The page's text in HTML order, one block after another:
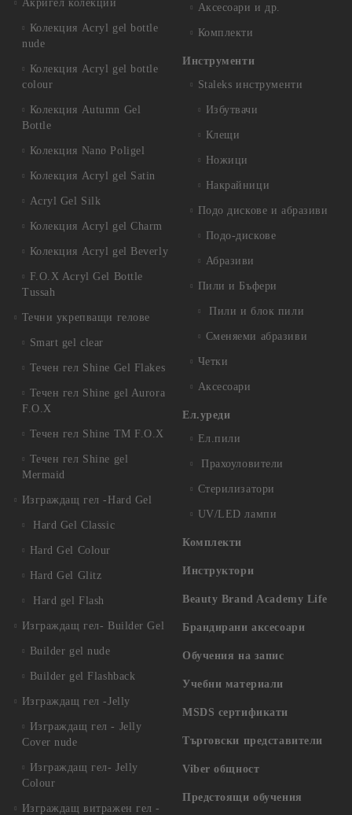
Акригел колекции
Колекция Acryl gel bottle
nude
Колекция Acryl gel bottle
colour
Колекция Autumn Gel
Bottle
Колекция Nano Poligel
Колекция Acryl gel Satin
Acryl Gel Silk
Колекция Acryl gel Charm
Колекция Acryl gel Beverly
F.O.X Acryl Gel Bottle
Tussah
Течни укрепващи гелове
Smart gel clear
Течен гел Shine Gel Flakes
Течен гел Shine gel Aurora
F.O.X
Течен гел Shine TM F.O.X
Течен гел Shine gel
Mermaid
Изграждащ гел -Hard Gel
Hard Gel Classic
Hard Gel Colour
Hard Gel Glitz
Hard gel Flash
Изграждащ гел- Builder Gel
Builder gel nude
Builder gel Flashback
Изграждащ гел -Jelly
Изграждащ гел - Jelly
Cover nude
Изграждащ гел- Jelly
Colour
Изграждащ витражен гел -
Аксесоари и др.
Комплекти
Инструменти
Staleks инструменти
Избутвачи
Клещи
Ножици
Накрайници
Подо дискове и абразиви
Подо-дискове
Абразиви
Пили и Бъфери
Пили и блок пили
Сменяеми абразиви
Четки
Аксесоари
Ел.уреди
Ел.пили
Прахоуловители
Стерилизатори
UV/LED лампи
Комплекти
Инструктори
Beauty Brand Academy Life
Брандирани аксесоари
Обучения на запис
Учебни материали
MSDS сертификати
Търговски представители
Viber общност
Предстоящи обучения